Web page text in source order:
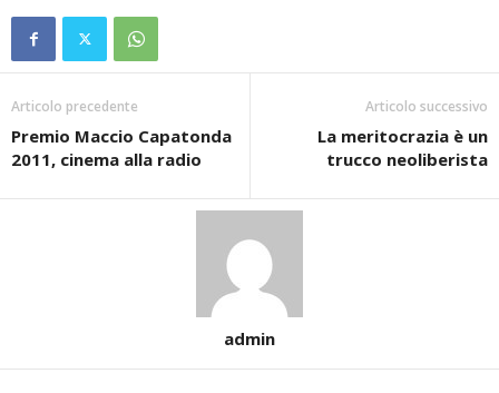
Articolo precedente
Premio Maccio Capatonda
2011, cinema alla radio
Articolo successivo
La meritocrazia è un
trucco neoliberista
admin